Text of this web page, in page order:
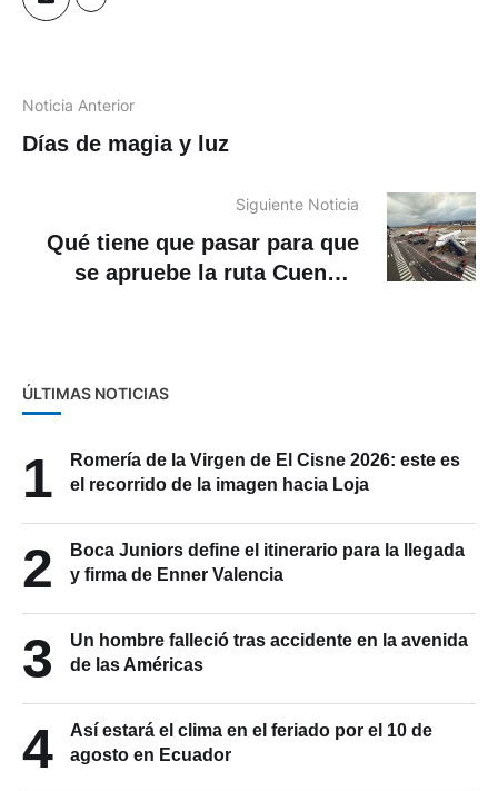
Noticia Anterior
Días de magia y luz
Siguiente Noticia
Qué tiene que pasar para que
se apruebe la ruta Cuenca-
ÚLTIMAS NOTICIAS
1
Romería de la Virgen de El Cisne 2026: este es
el recorrido de la imagen hacia Loja
2
Boca Juniors define el itinerario para la llegada
y firma de Enner Valencia
3
Un hombre falleció tras accidente en la avenida
de las Américas
4
Así estará el clima en el feriado por el 10 de
agosto en Ecuador